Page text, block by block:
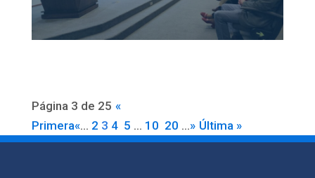
Página 3 de 25 «
Primera«... 2 3 4 5 ... 10 20 ...» Última »